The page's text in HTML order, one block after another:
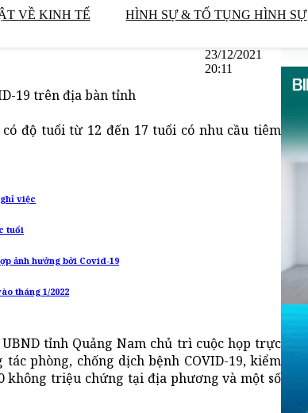
VỀ KINH TẾ HÌNH SỰ & TỐ TỤNG HÌNH SỰ
23/12/2021
20:11
19 trên địa bàn tỉnh
độ tuổi từ 12 đến 17 tuổi có nhu cầu tiêm
việc
tuổi
ảnh hưởng bởi Covid-19
tháng 1/2022
tỉnh Quảng Nam chủ trì cuộc họp trực
phòng, chống dịch bệnh COVID-19, kiểm
không triệu chứng tại địa phương và một số